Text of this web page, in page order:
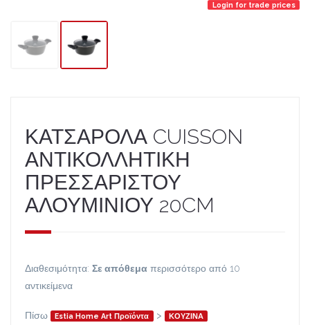
Login for trade prices
ΚΑΤΣΑΡΟΛΑ CUISSON
ΑΝΤΙΚΟΛΛΗΤΙΚΗ
ΠΡΕΣΣΑΡΙΣΤΟΥ
ΑΛΟΥΜΙΝΙΟΥ 20CM
Διαθεσιμότητα: Σε απόθεμα περισσότερο από 10
αντικείμενα
Πίσω Estia Home Art Προϊόντα > ΚΟΥΖΙΝΑ